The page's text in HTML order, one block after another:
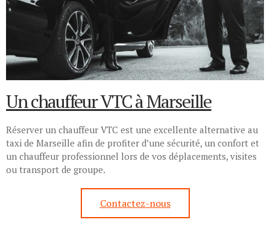
Un chauffeur VTC à Marseille
Réserver un chauffeur VTC est une excellente alternative au
taxi de Marseille afin de profiter d’une sécurité, un confort et
un chauffeur professionnel lors de vos déplacements, visites
ou transport de groupe.
Contactez-nous